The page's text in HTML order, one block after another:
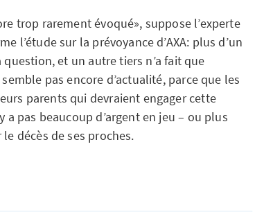
trop rarement évoqué», suppose l’experte
l’étude sur la prévoyance d’AXA: plus d’un
et un autre tiers n’a fait que
pas encore d’actualité, parce que les
parents qui devraient engager cette
pas beaucoup d’argent en jeu – ou plus
décès de ses proches.